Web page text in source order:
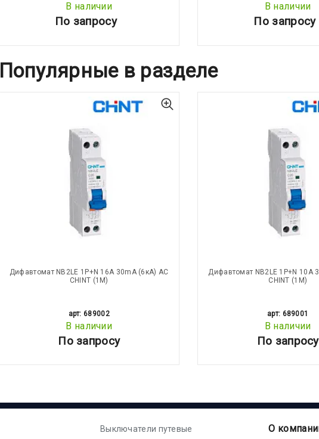
В наличии
По запросу
В наличии
По запросу
Популярные в разделе
Дифавтомат NB2LE 1P+N 16А 30mA (6кА) АС
CHINT (1М)
арт: 689002
В наличии
По запросу
Дифавтомат NB2LE 1P+N 10А
CHINT (1М)
арт: 689001
В наличии
По запросу
Выключатели путевые О